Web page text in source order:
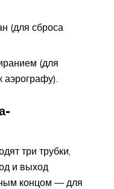
(для сброса
(для
аэрографу).
три трубки,
и выход
концом — для